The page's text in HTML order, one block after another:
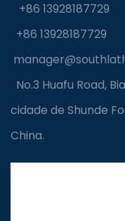
+86 13928187729
+86 13928187729
No.3 Huafu Road,
cidade de Shunde
China.